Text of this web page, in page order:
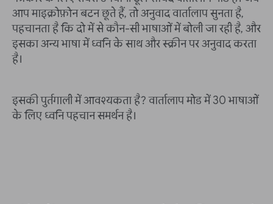
आप माइक्रोफ़ोन बटन छूते हैं, तो अनुवाद वार्तालाप सुनता है,
पहचानता है कि दो में से कौन-सी भाषाओं में बोली जा रही है, और
इसका अन्य भाषा में ध्वनि के साथ और स्क्रीन पर अनुवाद करता
है।
इसकी पुर्तगाली में आवश्यकता है? वार्तालाप मोड में 30 भाषाओं
के लिए ध्वनि पहचान समर्थन है।